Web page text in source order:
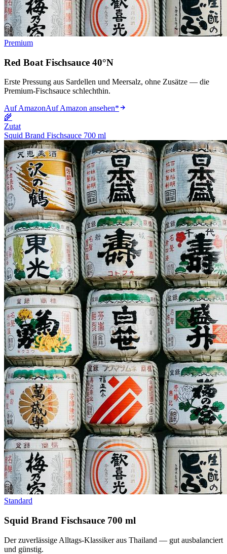
Premium
Red Boat Fischsauce 40°N
Erste Pressung aus Sardellen und Meersalz, ohne Zusätze — die
Premium-Fischsauce schlechthin.
Auf AmazonAuf Amazon ansehen*
🌾
Zutat
Squid Brand Fischsauce 700 ml
Standard
Squid Brand Fischsauce 700 ml
Der zuverlässige Alltags-Klassiker aus Thailand — gut ausbalanciert
und günstig.